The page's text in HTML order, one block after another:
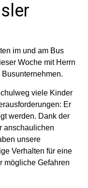
im und am Bus
Woche mit Herrn
viele Kinder
Er
werden. Dank der
anschaulichen
unsere
Verhalten für eine
mögliche Gefahren